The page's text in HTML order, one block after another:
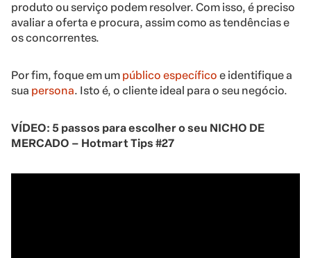
produto ou serviço podem resolver. Com isso, é preciso
avaliar a oferta e procura, assim como as tendências e
os concorrentes.
Por fim, foque em um público específico e identifique a
sua persona. Isto é, o cliente ideal para o seu negócio.
VÍDEO: 5 passos para escolher o seu NICHO DE
MERCADO – Hotmart Tips #27